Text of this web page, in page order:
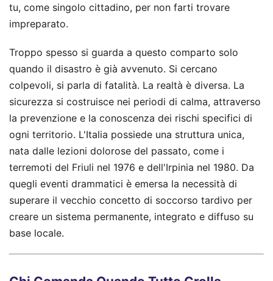
tu, come singolo cittadino, per non farti trovare
impreparato.
Troppo spesso si guarda a questo comparto solo
quando il disastro è già avvenuto. Si cercano
colpevoli, si parla di fatalità. La realtà è diversa. La
sicurezza si costruisce nei periodi di calma, attraverso
la prevenzione e la conoscenza dei rischi specifici di
ogni territorio. L'Italia possiede una struttura unica,
nata dalle lezioni dolorose del passato, come i
terremoti del Friuli nel 1976 e dell'Irpinia nel 1980. Da
quegli eventi drammatici è emersa la necessità di
superare il vecchio concetto di soccorso tardivo per
creare un sistema permanente, integrato e diffuso su
base locale.